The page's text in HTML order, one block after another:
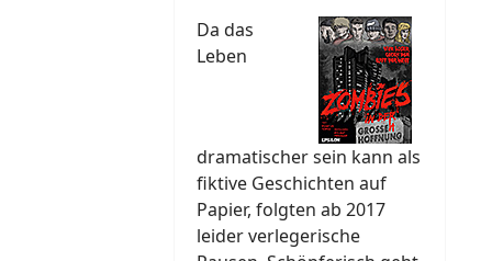
Da das
Leben
dramatischer sein kann als
fiktive Geschichten auf
Papier, folgten ab 2017
leider verlegerische